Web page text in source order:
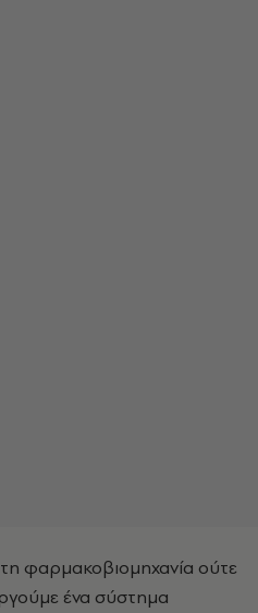
φαρμακοβιομηχανία ούτε
ένα σύστημα